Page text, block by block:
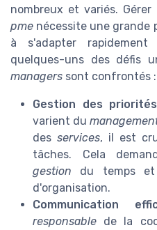
nombreux et variés. Gérer
pme nécessite une grande
à s'adapter rapidement
quelques-uns des défis
managers sont confrontés :
Gestion des
varient du
des services, il est
tâches. Cela
gestion du temps et
d'organisation.
Communication
responsable de la